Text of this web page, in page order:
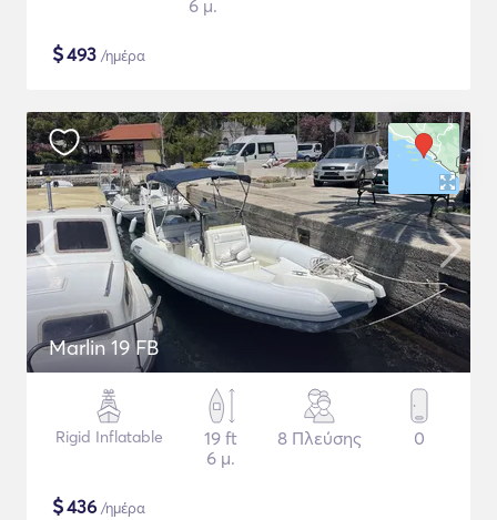
6 μ.
$493 /ημέρα
Marlin 19 FB
Rigid Inflatable
19 ft
6 μ.
8 Πλεύσης 0
$436 /ημέρα